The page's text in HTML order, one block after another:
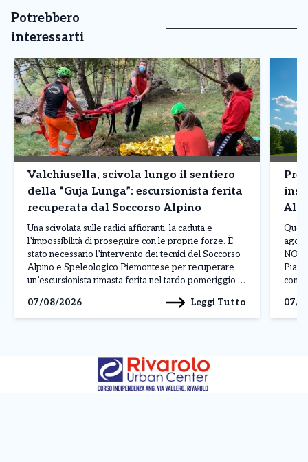
Potrebbero
interessarti
Valchiusella, scivola lungo il sentiero
della “Guja Lunga”: escursionista ferita
recuperata dal Soccorso Alpino
Una scivolata sulle radici affioranti, la caduta e
l’impossibilità di proseguire con le proprie forze. È
stato necessario l’intervento dei tecnici del Soccorso
Alpino e Speleologico Piemontese per recuperare
un’escursionista rimasta ferita nel tardo pomeriggio di
Lunga, nei pressi del torrente Chiusella. L’allarme è
scattato dopo […]
07/08/2026 Leggi Tutto
con
07/